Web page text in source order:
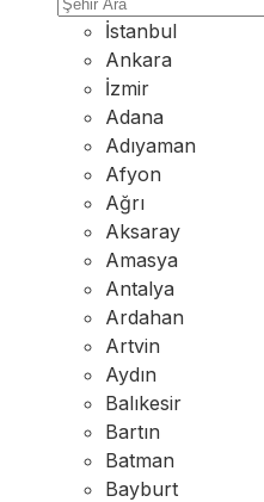
İstanbul
Ankara
İzmir
Adana
Adıyaman
Afyon
Ağrı
Aksaray
Amasya
Antalya
Ardahan
Artvin
Aydın
Balıkesir
Bartın
Batman
Bayburt